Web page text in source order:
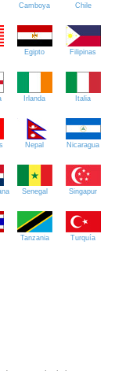
Camboya Chile
Egipto Filipinas
Irlanda Italia
Nepal Nicaragua
Senegal Singapur
Tanzania Turquía